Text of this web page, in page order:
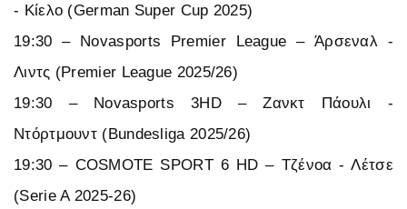
- Κίελο (German Super Cup 2025)
19:30 – Novasports Premier League – Άρσεναλ -
Λιντς (Premier League 2025/26)
19:30 – Novasports 3HD – Ζανκτ Πάουλι -
Ντόρτμουντ (Bundesliga 2025/26)
19:30 – COSMOTE SPORT 6 HD – Τζένοα - Λέτσε
(Serie A 2025-26)